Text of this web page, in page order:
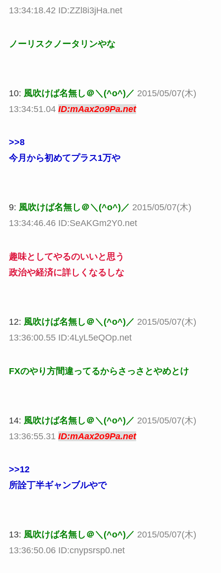
13:34:18.42 ID:ZZl8i3jHa.net
ノーリスクノータリンやな
10: 風吹けば名無し＠＼(^o^)／ 2015/05/07(木)
13:34:51.04 ID:mAax2o9Pa.net
>>8
今月から初めてプラス1万や
9: 風吹けば名無し＠＼(^o^)／ 2015/05/07(木)
13:34:46.46 ID:SeAKGm2Y0.net
趣味としてやるのいいと思う
政治や経済に詳しくなるしな
12: 風吹けば名無し＠＼(^o^)／ 2015/05/07(木)
13:36:00.55 ID:4LyL5eQOp.net
FXのやり方間違ってるからさっさとやめとけ
14: 風吹けば名無し＠＼(^o^)／ 2015/05/07(木)
13:36:55.31 ID:mAax2o9Pa.net
>>12
所詮丁半ギャンブルやで
13: 風吹けば名無し＠＼(^o^)／ 2015/05/07(木)
13:36:50.06 ID:cnypsrsp0.net